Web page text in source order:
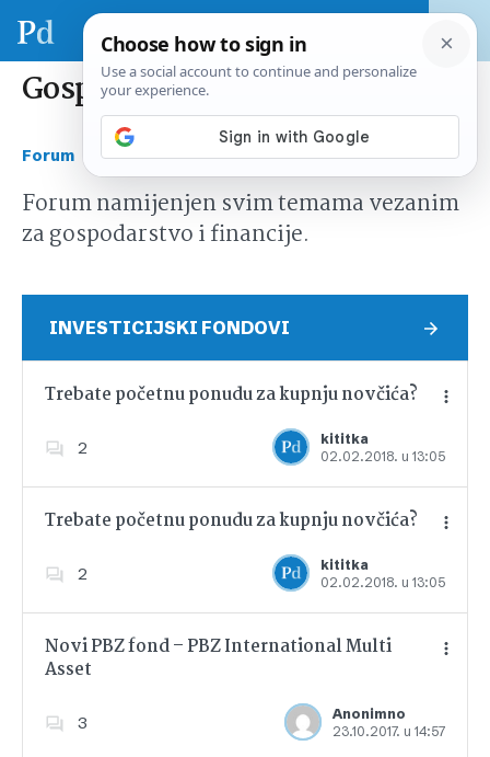
Gospodarstvo i financije
Forum Gospodarstvo i financije
Forum namijenjen svim temama vezanim
za gospodarstvo i financije.
INVESTICIJSKI FONDOVI
Trebate početnu ponudu za kupnju novčića?
2
kititka
02.02.2018. u 13:05
Dodajte u favorite
Trebate početnu ponudu za kupnju novčića?
2
kititka
02.02.2018. u 13:05
Dodajte u favorite
Novi PBZ fond – PBZ International Multi
Asset
3
Anonimno
23.10.2017. u 14:57
Dodajte u favorite